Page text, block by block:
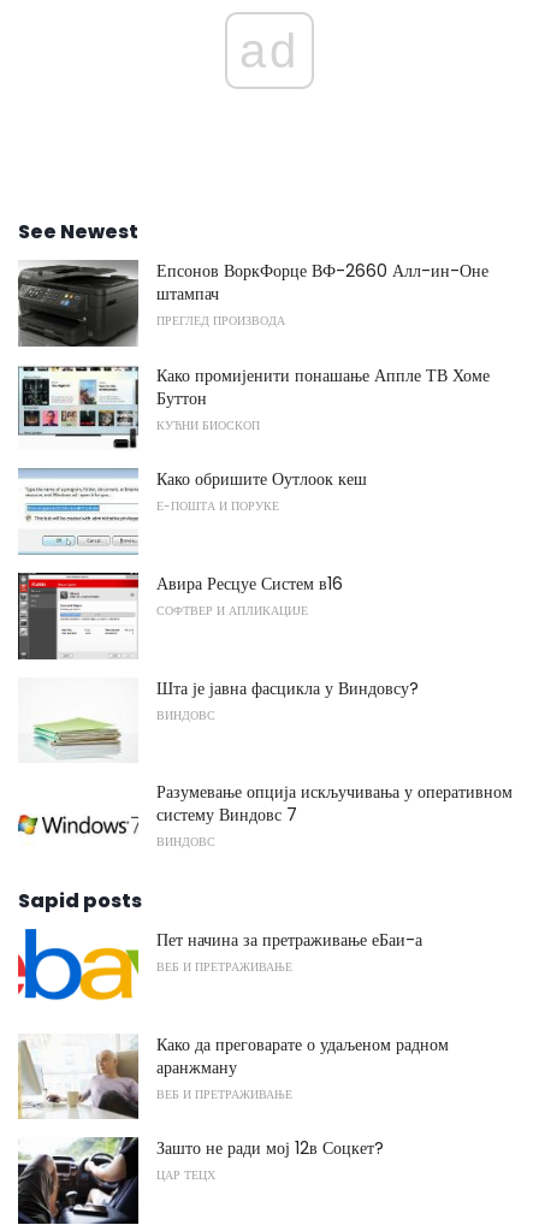
ad
See Newest
Епсонов ВоркФорце ВФ-2660 Алл-ин-Оне
штампач
ПРЕГЛЕД ПРОИЗВОДА
Како промијенити понашање Аппле ТВ Хоме
Буттон
КУЋНИ БИОСКОП
Како обришите Оутлоок кеш
Е-ПОШТА И ПОРУКЕ
Авира Ресцуе Систем в16
СОФТВЕР И АПЛИКАЦИЈЕ
Шта је јавна фасцикла у Виндовсу?
ВИНДОВС
Разумевање опција искључивања у оперативном
систему Виндовс 7
ВИНДОВС
Sapid posts
Пет начина за претраживање еБаи-а
ВЕБ И ПРЕТРАЖИВАЊЕ
Како да преговарате о удаљеном радном
аранжману
ВЕБ И ПРЕТРАЖИВАЊЕ
Зашто не ради мој 12в Соцкет?
ЦАР ТЕЦХ